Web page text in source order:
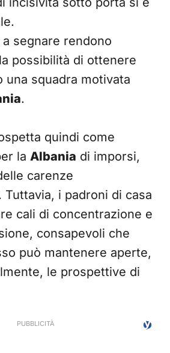
segnare rendono
possibilità di ottenere
una squadra motivata
.
quindi come
la Albania di imporsi,
carenze
Tuttavia, i padroni di casa
cali di concentrazione e
consapevoli che
può mantenere aperte,
le prospettive di